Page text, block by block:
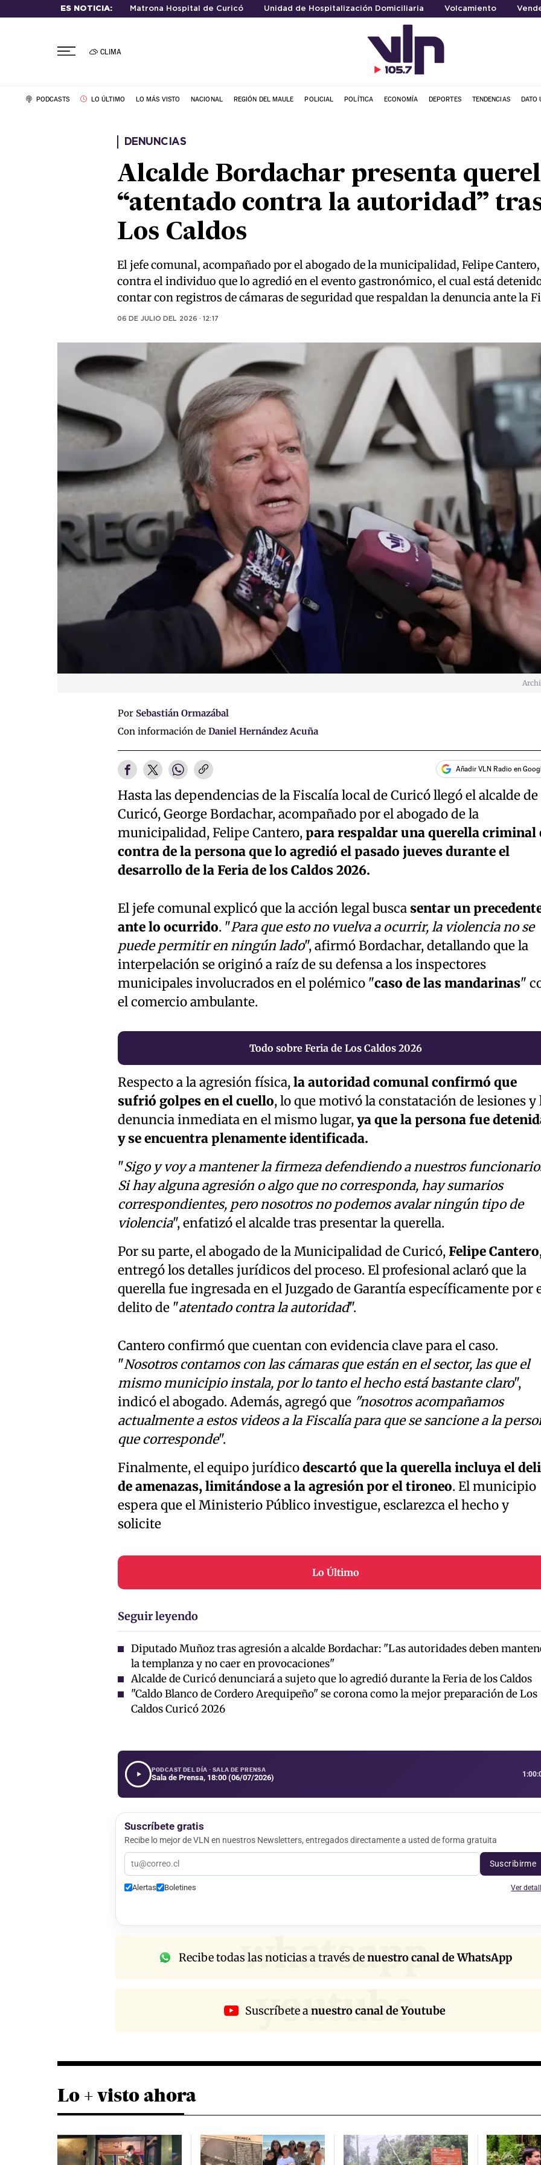
ES NOTICIA: Matrona Hospital de Curicó Unidad de Hospitalización Domiciliaria Volcamiento
CLIMA
PODCASTS LO ÚLTIMO LO MÁS VISTO NACIONAL REGIÓN DEL MAULE POLICIAL POLÍTICA ECONOMÍA DEPORTES TENDENCIAS DATO
DENUNCIAS
Alcalde Bordachar presenta
“atentado contra la autoridad”
Los Caldos
El jefe comunal, acompañado por el abogado de la municipalidad, Felipe
contra el individuo que lo agredió en el evento gastronómico, el cual está
contar con registros de cámaras de seguridad que respaldan la denuncia ante la
06 DE JULIO DEL 2026 · 12:17
Por Sebastián Ormazábal
Con información de Daniel Hernández Acuña
Añadir VLN Radio en
Hasta las dependencias de la Fiscalía local de Curicó llegó el alcalde de
Curicó, George Bordachar, acompañado por el abogado de la
municipalidad, Felipe Cantero,para respaldar una querella criminal
contra de la persona que lo agredió el pasado jueves durante el
desarrollo de la Feria de los Caldos 2026.
El jefe comunal explicó que la acción legal busca sentar un
ante lo ocurrido. "Para que esto no vuelva a ocurrir, la violencia no se
puede permitir en ningún lado", afirmó Bordachar, detallando que la
interpelación se originó a raíz de su defensa a los inspectores
municipales involucrados en el polémico "caso de las mandarinas"
el comercio ambulante.
Todo sobre Feria de Los Caldos 2026
Respecto a la agresión física,la autoridad comunal confirmó que
sufrió golpes en el cuello, lo que motivó la constatación de lesiones y
denuncia inmediata en el mismo lugar,ya que la persona fue
y se encuentra plenamente identificada.
"Sigo y voy a mantener la firmeza defendiendo a nuestros
Si hay alguna agresión o algo que no corresponda, hay sumarios
correspondientes, pero nosotros no podemos avalar ningún tipo de
violencia", enfatizó el alcalde tras presentar la querella.
Por su parte, el abogado de la Municipalidad de Curicó,Felipe Cantero
entregó los detalles jurídicos del proceso. El profesional aclaró que la
querella fue ingresada en el Juzgado de Garantía específicamente por
delito de "atentado contra la autoridad".
Cantero confirmó que cuentan con evidencia clave para el caso.
"Nosotros contamos con las cámaras que están en el sector, las que el
mismo municipio instala, por lo tanto el hecho está bastante claro",
indicó el abogado. Además, agregó que "nosotros acompañamos
actualmente a estos videos a la Fiscalía para que se sancione a la
que corresponde".
Finalmente, el equipo jurídicodescartó que la querella incluya el
de amenazas, limitándose a la agresión por el tironeo. El municipio
espera que el Ministerio Público investigue, esclarezca el hecho y
solicite
Lo Último
Seguir leyendo
Diputado Muñoz tras agresión a alcalde Bordachar: "Las autoridades deben
la templanza y no caer en provocaciones"
Alcalde de Curicó denunciará a sujeto que lo agredió durante la Feria de los Caldos
"Caldo Blanco de Cordero Arequipeño" se corona como la mejor preparación de Los
Caldos Curicó 2026
PODCAST DEL DÍA · SALA DE PRENSA
Sala de Prensa, 18:00 (06/07/2026)
Suscríbete gratis
Recibe lo mejor de VLN en nuestros Newsletters, entregados directamente a usted de forma gratuita
Suscribirme
Alertas Boletines Ver
whatsapp
Recibe todas las noticias a través denuestro canal de WhatsApp
youtube
Suscríbete anuestro canal de Youtube
Lo + visto ahora